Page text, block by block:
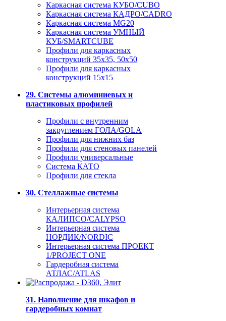
Каркасная система КУБО/CUBO
Каркасная система КАДРО/CADRO
Каркасная система MG20
Каркасная система УМНЫЙ
КУБ/SMARTCUBE
Профили для каркасных
конструкций 35x35, 50x50
Профили для каркасных
конструкций 15х15
29. Системы алюминиевых и
пластиковых профилей
Профили с внутренним
закруглением ГОЛА/GOLA
Профили для нижних баз
Профили для стеновых панелей
Профили универсальные
Система КАТО
Профили для стекла
30. Стеллажные системы
Интерьерная система
КАЛИПСО/CALYPSO
Интерьерная система
НОРДИК/NORDIC
Интерьерная система ПРОЕКТ
1/PROJECT ONE
Гардеробная система
АТЛАС/ATLAS
31. Наполнение для шкафов и
гардеробных комнат